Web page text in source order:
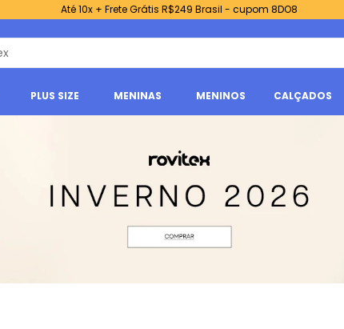
Até 10x + Frete Grátis R$249 Brasil - cupom 8DO8
PLUS SIZE MENINAS MENINOS CALÇADOS